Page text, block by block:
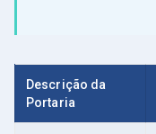
Descrição da
Portaria